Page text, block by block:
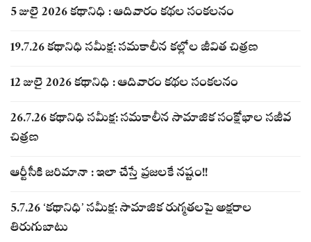
5 జులై 2026 కథానిధి : ఆదివారం కథల సంకలనం
19.7.26 కథానిధి సమీక్ష: సమకాలీన కల్లోల జీవిత చిత్రణ
12 జులై 2026 కథానిధి : ఆదివారం కథల సంకలనం
26.7.26 కథానిధి సమీక్ష: సమకాలీన సామాజిక సంక్షోభాల సజీవ
చిత్రణ
ఆర్టీసీకి జరిమానా : ఇలా చేస్తే ప్రజలకే నష్టం!!
5.7.26 ‘కథానిధి’ సమీక్ష: సామాజిక రుగ్మతలపై అక్షరాల
తిరుగుబాటు